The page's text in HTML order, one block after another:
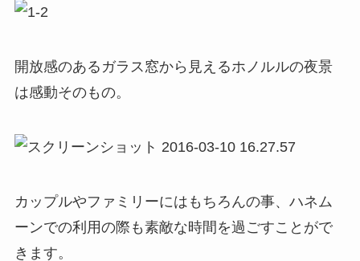
開放感のあるガラス窓から見えるホノルルの夜景
は感動そのもの。
カップルやファミリーにはもちろんの事、ハネム
ーンでの利用の際も素敵な時間を過ごすことがで
きます。